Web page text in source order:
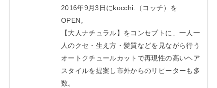
2016年9月3日にkocchi.（コッチ）を
OPEN。
【大人ナチュラル】をコンセプトに、一人一
人のクセ・生え方・髪質などを見ながら行う
オートクチュールカットで再現性の高いヘア
スタイルを提案し市外からのリピーターも多
数。